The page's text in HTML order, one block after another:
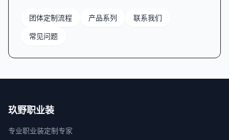
团体定制流程 产品系列 联系我们
常见问题
玖野职业装
专业职业装定制专家